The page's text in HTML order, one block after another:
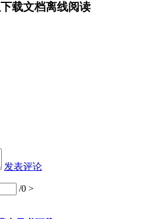
载文档离线阅读
发表评论
/0 >